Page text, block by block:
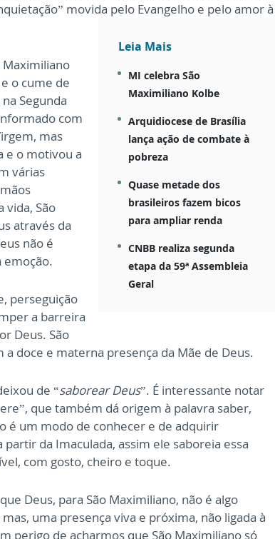
movida pelo Evangelho e pelo amor à
Leia Mais
MI celebra São
Maximiliano Kolbe
Arquidiocese de Brasília
lança ação de combate à
pobreza
Quase metade dos
brasileiros fazem bicos
para ampliar renda
CNBB realiza segunda
etapa da 59ª Assembleia
Geral
Maximiliano
o cume de
Segunda
com
mas
e o motivou a
várias
vida, São
através da
não é
emoção.
perseguição
a barreira
Deus. São
doce e materna presença da Mãe de Deus.
de “saborear Deus”. É interessante notar
que também dá origem à palavra saber,
é um modo de conhecer e de adquirir
partir da Imaculada, assim ele saboreia essa
com gosto, cheiro e toque.
Deus, para São Maximiliano, não é algo
uma presença viva e próxima, não ligada à
perigo de acharmos que São Maximiliano só